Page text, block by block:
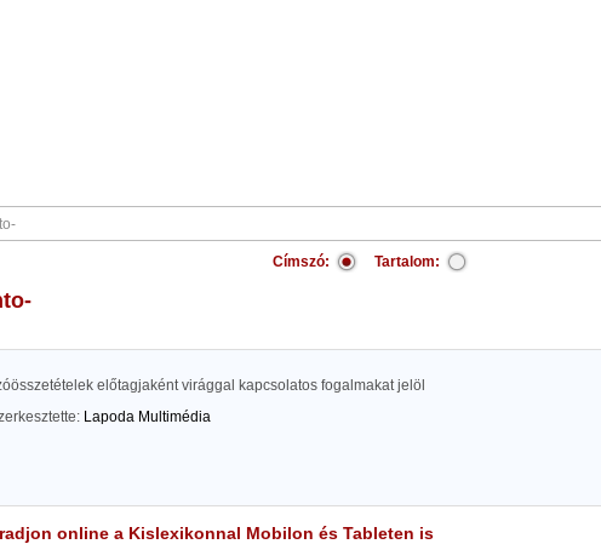
Címszó: Tartalom:
előtagjaként virággal kapcsolatos fogalmakat jelöl
Lapoda Multimédia
online a Kislexikonnal Mobilon és Tableten is